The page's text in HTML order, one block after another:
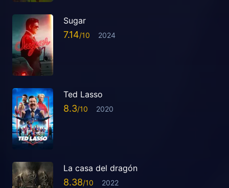
Sugar
7.14 2024
Ted Lasso
8.3 2020
La casa del dragón
8.38 2022